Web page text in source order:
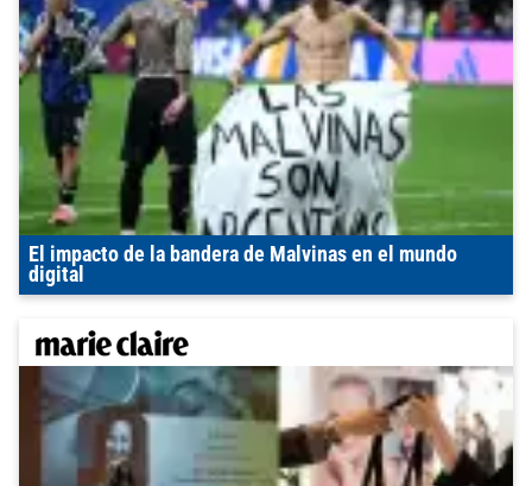
El impacto de la bandera de Malvinas en el mundo
digital